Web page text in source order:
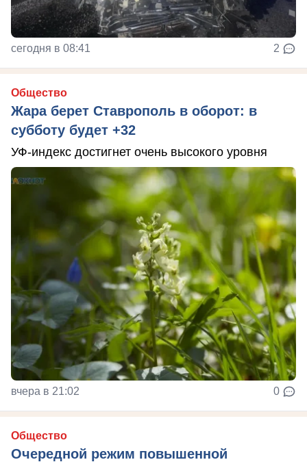
сегодня в 08:41 2
Общество
Жара берет Ставрополь в оборот: в
субботу будет +32
УФ-индекс достигнет очень высокого уровня
вчера в 21:02 0
Общество
Очередной режим повышенной